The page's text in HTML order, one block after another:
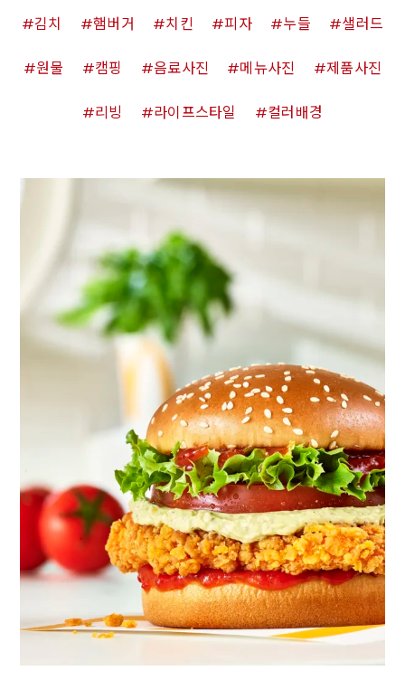
김치 햄버거 치킨 피자 누들 샐러드
원물 캠핑 음료사진 메뉴사진 제품사진
리빙 라이프스타일 컬러배경